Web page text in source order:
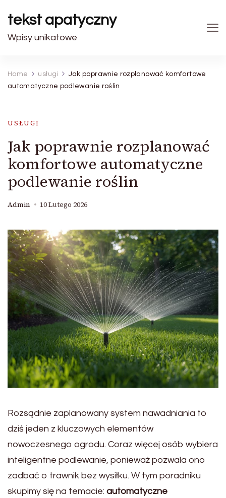
tekst apatyczny
Wpisy unikatowe
Home usługi
Jak poprawnie rozplanować komfortowe
automatyczne podlewanie roślin
USŁUGI
Jak poprawnie rozplanować
komfortowe automatyczne
podlewanie roślin
Admin 10 Lutego 2026
Rozsądnie zaplanowany system nawadniania to
dziś jeden z kluczowych elementów
nowoczesnego ogrodu. Coraz więcej osób wybiera
inteligentne podlewanie, ponieważ pozwala ono
zadbać o trawnik bez wysiłku. W tym poradniku
skupimy się na temacie: automatyczne